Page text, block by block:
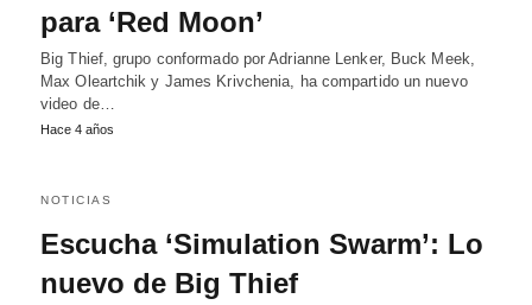
para ‘Red Moon’
Big Thief, grupo conformado por Adrianne Lenker, Buck Meek,
Max Oleartchik y James Krivchenia, ha compartido un nuevo
video de…
Hace 4 años
NOTICIAS
Escucha ‘Simulation Swarm’: Lo
nuevo de Big Thief